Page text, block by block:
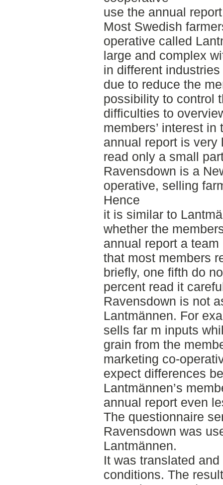
use the annual
Most Swedish
operative called
large and complex
in different
due to reduce the
possibility to control
difficulties to
members’ interest
annual report is
read only a small
Ravensdown is a
operative, selling
Hence
it is similar to
whether the
annual report a
that most members
briefly, one fifth do
percent read it
Ravensdown is not
Lantmännen. For
sells far m inputs
grain from the
marketing co-
expect differences
Lantmännen’s
annual report even
The questionnaire
Ravensdown was
Lantmännen.
It was translated
conditions. The